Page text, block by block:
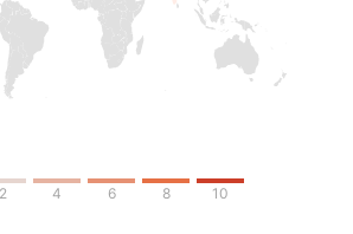
2 4 6 8 10